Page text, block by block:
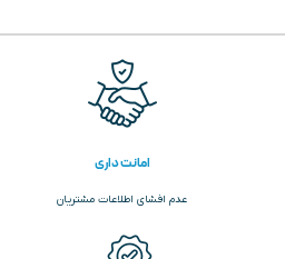
امانت داری
عدم افشای اطلاعات مشتریان